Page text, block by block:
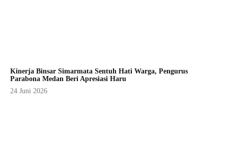
Kinerja Binsar Simarmata Sentuh Hati Warga, Pengurus
Parabona Medan Beri Apresiasi Haru
24 Juni 2026